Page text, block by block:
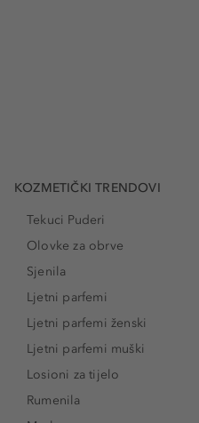
KOZMETIČKI TRENDOVI
Tekuci Puderi
Olovke za obrve
Sjenila
Ljetni parfemi
Ljetni parfemi ženski
Ljetni parfemi muški
Losioni za tijelo
Rumenila